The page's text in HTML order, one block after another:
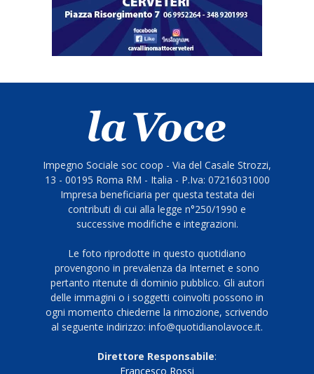
Impegno Sociale soc coop - Via del Casale Strozzi,
13 - 00195 Roma RM - Italia - P.Iva: 07216031000
Impresa beneficiaria per questa testata dei
contributi di cui alla legge n°250/1990 e
successive modifiche e integrazioni.
Le foto riprodotte in questo quotidiano
provengono in prevalenza da Internet e sono
pertanto ritenute di dominio pubblico. Gli autori
delle immagini o i soggetti coinvolti possono in
ogni momento chiederne la rimozione, scrivendo
al seguente indirizzo: info@quotidianolavoce.it.
Direttore Responsabile:
Francesco Rossi